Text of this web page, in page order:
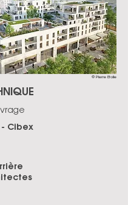
© Pierre Etoile
- Cibex